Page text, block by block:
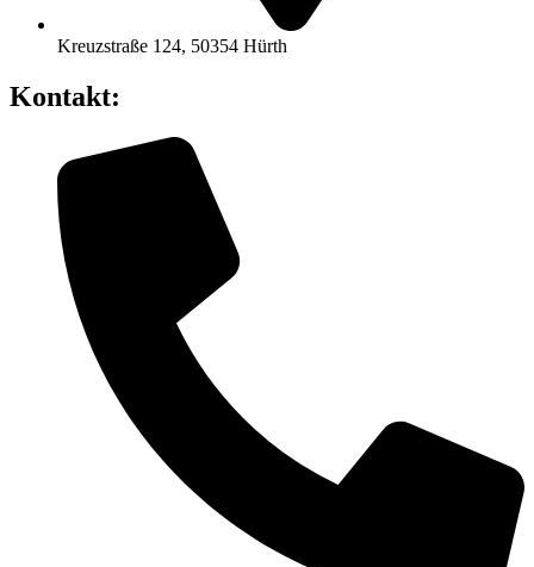
Kreuzstraße 124, 50354 Hürth
Kontakt: